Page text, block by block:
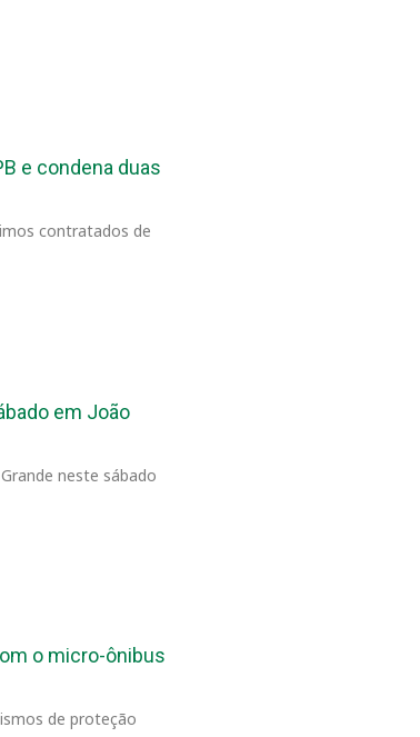
e condena duas
contratados de
em João
neste sábado
o micro-ônibus
de proteção